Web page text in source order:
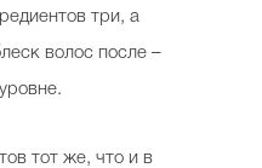
три, а
волос после –
тот же, что и в